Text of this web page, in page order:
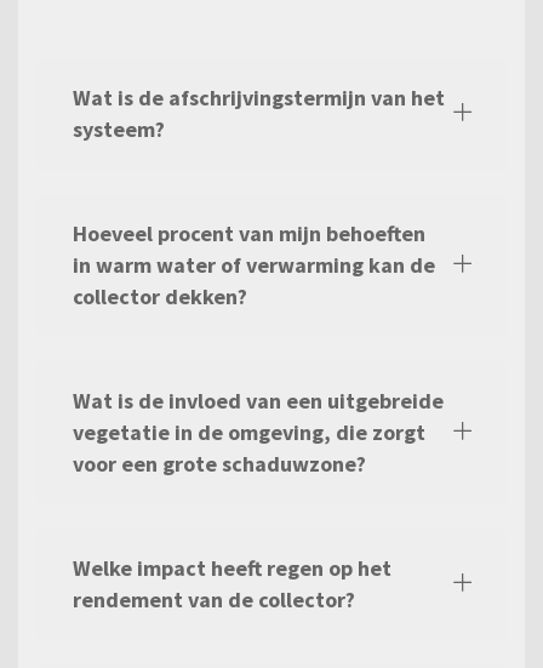
Wat is de afschrijvingstermijn van het
systeem?
Hoeveel procent van mijn behoeften
in warm water of verwarming kan de
collector dekken?
Wat is de invloed van een uitgebreide
vegetatie in de omgeving, die zorgt
voor een grote schaduwzone?
Welke impact heeft regen op het
rendement van de collector?